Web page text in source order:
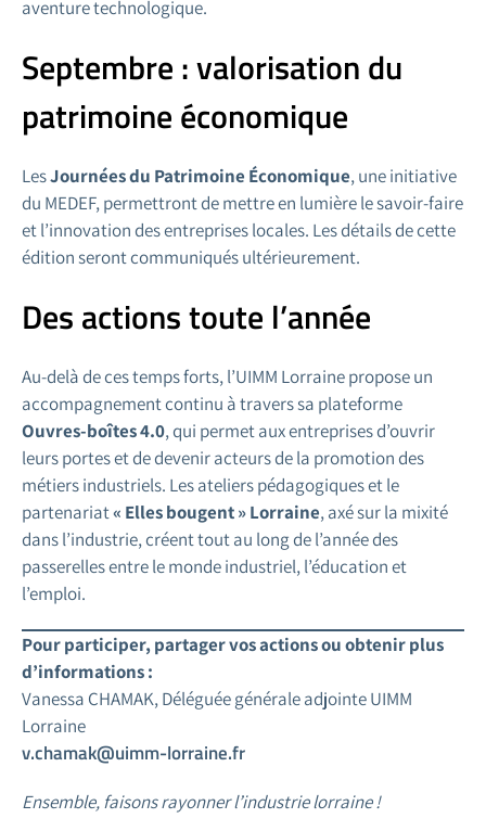
aventure technologique.
Septembre : valorisation du
patrimoine économique
LesJournées du Patrimoine Économique, une initiative
du MEDEF, permettront de mettre en lumière le savoir-faire
et l’innovation des entreprises locales. Les détails de cette
édition seront communiqués ultérieurement.
Des actions toute l’année
Au-delà de ces temps forts, l’UIMM Lorraine propose un
accompagnement continu à travers sa plateforme
Ouvres-boîtes 4.0, qui permet aux entreprises d’ouvrir
leurs portes et de devenir acteurs de la promotion des
métiers industriels. Les ateliers pédagogiques et le
partenariat« Elles bougent » Lorraine, axé sur la mixité
dans l’industrie, créent tout au long de l’année des
passerelles entre le monde industriel, l’éducation et
l’emploi.
Pour participer, partager vos actions ou obtenir plus
d’informations :
Vanessa CHAMAK, Déléguée générale adjointe UIMM
Lorraine
v.chamak@uimm-lorraine.fr
Ensemble, faisons rayonner l’industrie lorraine !